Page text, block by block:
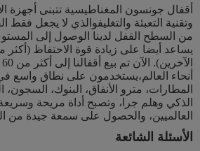
أقفال جونسون المغناطيسية تتبنى أجهزة
وتقنية التعبئة والتغليفوالذي لا يجعل فقط
من السطح القفل لدينا الوصول إلى
أنحاء العالم،يستخدمون على نطاق واسع
المطارات، مترو الأنفاق، البنوك، السجون،
الذكي وهلم جرا، وتصبح أداة مريحة
العالميين، والحصول على سمعة جيدة من
الأسئلة الشائعة